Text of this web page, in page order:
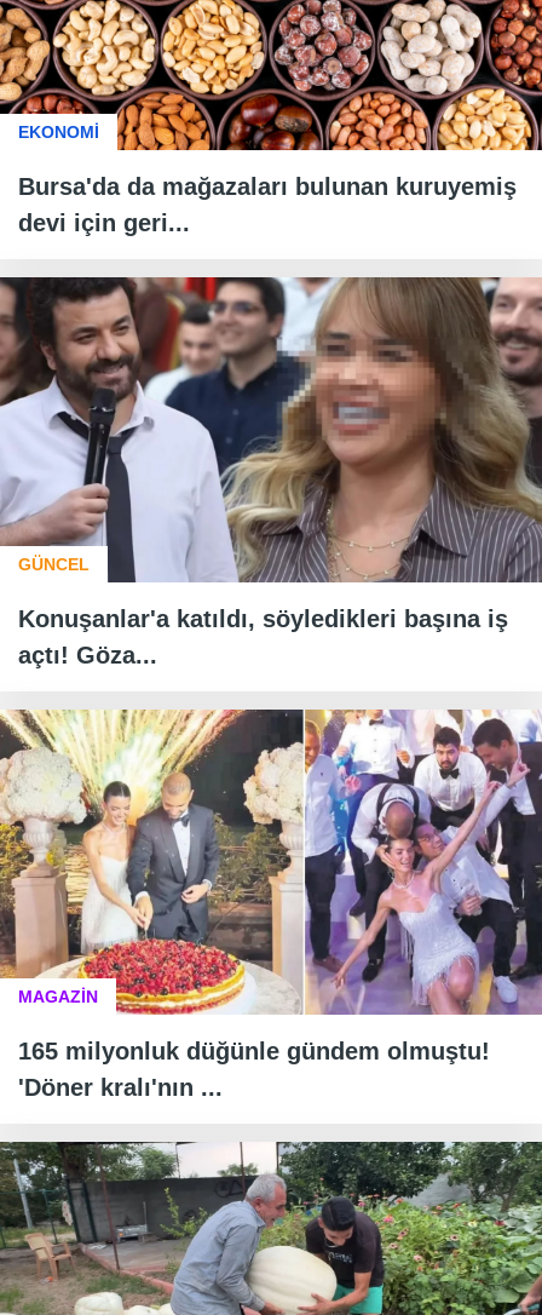
EKONOMİ
Bursa'da da mağazaları bulunan kuruyemiş
devi için geri...
GÜNCEL
Konuşanlar'a katıldı, söyledikleri başına iş
açtı! Göza...
MAGAZİN
165 milyonluk düğünle gündem olmuştu!
'Döner kralı'nın ...